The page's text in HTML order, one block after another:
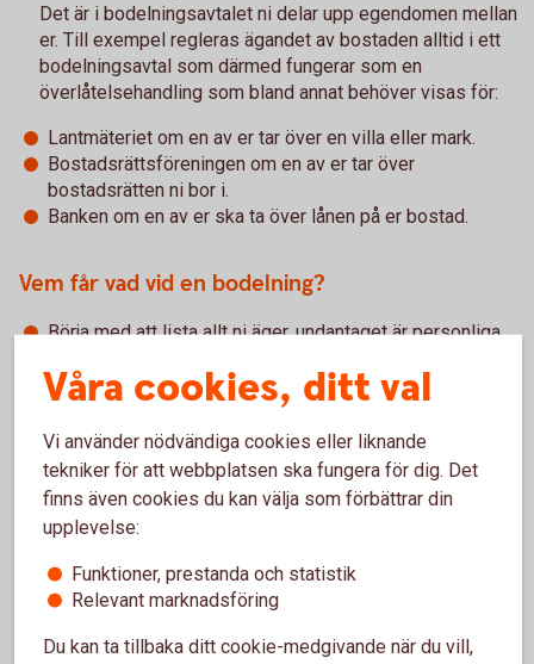
Det är i bodelningsavtalet ni delar upp egendomen mellan
er. Till exempel regleras ägandet av bostaden alltid i ett
bodelningsavtal som därmed fungerar som en
överlåtelsehandling som bland annat behöver visas för:
Lantmäteriet om en av er tar över en villa eller mark.
Bostadsrättsföreningen om en av er tar över
bostadsrätten ni bor i.
Banken om en av er ska ta över lånen på er bostad.
Vem får vad vid en bodelning?
Börja med att lista allt ni äger, undantaget är personliga
äktenskapsförord, villkor i testamente eller gåvobrev.
Dra dina skulder från värdet av det du äger.
Lägg ihop era värden och delar beloppet lika. Det är
endast överskottet ni delar på, inte eventuella skulder
och lån.
Bestäm vem som ska få vad. Du har i första hand rätt att
få dina egna saker och kan ge mellanskillnaden i pengar
till den andre. Om du ska överta en bostad måste du
ofta även överta de bolån som finns. Det är viktigt att
bodelningsavtalet skrivs på.
Våra cookies, ditt val
Vi använder nödvändiga cookies eller liknande
tekniker för att webbplatsen ska fungera för dig. Det
finns även cookies du kan välja som förbättrar din
upplevelse:
Funktioner, prestanda och statistik
Relevant marknadsföring
Du kan ta tillbaka ditt cookie-medgivande när du vill,